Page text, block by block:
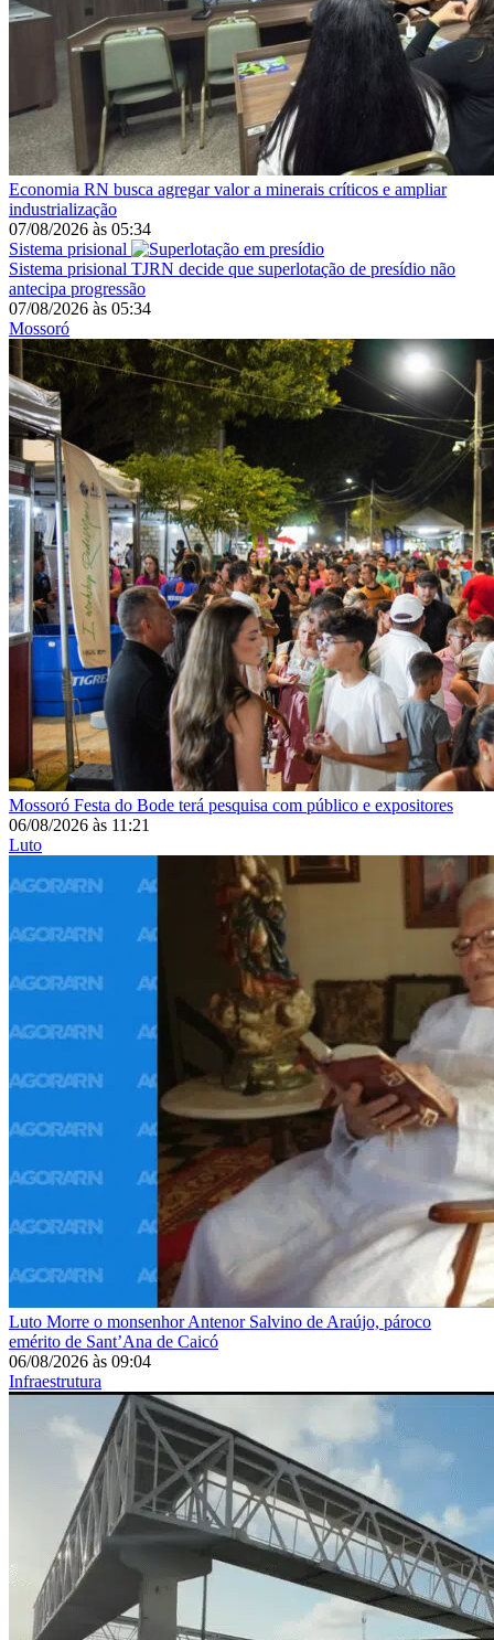
Economia RN busca agregar valor a minerais críticos e ampliar
industrialização
07/08/2026 às 05:34
Sistema prisional
Sistema prisional TJRN decide que superlotação de presídio não
antecipa progressão
07/08/2026 às 05:34
Mossoró
Mossoró Festa do Bode terá pesquisa com público e expositores
06/08/2026 às 11:21
Luto
Luto Morre o monsenhor Antenor Salvino de Araújo, pároco
emérito de Sant’Ana de Caicó
06/08/2026 às 09:04
Infraestrutura